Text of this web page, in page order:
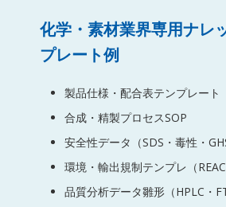
化学・素材業界専用ナレ
プレート例
製品仕様・配合表テンプレート
合成・精製プロセスSOP
安全性データ（SDS・毒性・
環境・輸出規制テンプレ（
品質分析データ雛形（HPLC・